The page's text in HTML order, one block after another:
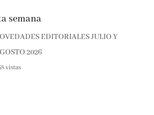
semana
EDITORIALES JULIO Y
2026
vistas